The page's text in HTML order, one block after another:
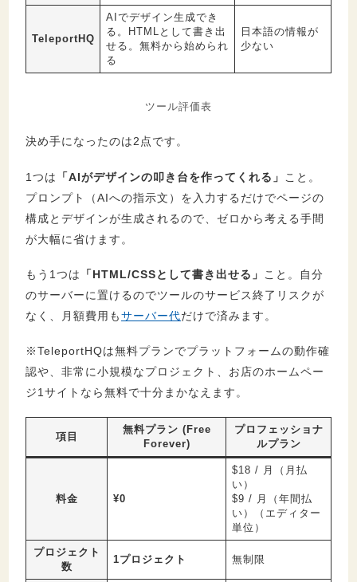
AIでホームページ作成をやってみた正直な感
7.1.向いている人
8.まとめ：AIツールならホームページをサーバ
ー代だけで作成
TeleportHQ
AIでデザイン生成でき
る。HTMLとして書き出
せる。無料から始められ
る
日本語の情報が
少ない
ツール評価表
決め手になったのは2点です。
1つは 「AIがデザインの叩き台を作ってくれる」
こと。
プロンプト（AIへの指示文）を入力するだけでページの
構成とデザインが生成されるので、ゼロから考える手間
が大幅に省けます。
もう1つは 「HTML/CSSとして書き出せる」
こと。自分
のサーバーに置けるのでツールのサービス終了リスクが
なく、月額費用もサーバー代だけで済みます。
※TeleportHQは無料プランでプラットフォームの動作確
認や、非常に小規模なプロジェクト、お店のホームペー
ジ1サイトなら無料で十分まかなえます。
項目
無料プラン (Free
Forever)
プロフェッショナ
ルプラン
料金 ¥0
$18 / 月（月払
い）
$9 / 月（年間払
い）（エディター
単位）
プロジェクト
数
1プロジェクト 無制限